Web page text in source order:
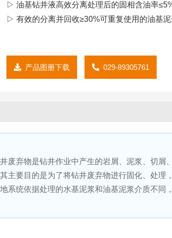
▷ 油基钻井液高效分离处理后的固相含油率
▷ 有效的分离并回收≥30%可重复使用的油基泥
产品图册下载 029-89305761
废弃物是钻井作业中产生的岩屑、泥浆、切屑
主要目的是为了将钻井废弃物进行固化、处理
系统依据处理的水基泥浆和油基泥浆介质不同